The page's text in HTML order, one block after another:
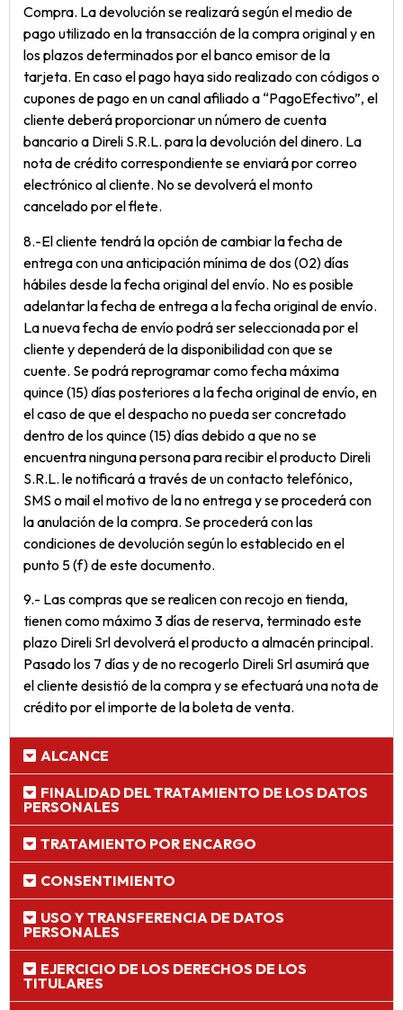
Compra. La devolución se realizará según el medio de
pago utilizado en la transacción de la compra original y en
los plazos determinados por el banco emisor de la
tarjeta. En caso el pago haya sido realizado con códigos o
cupones de pago en un canal afiliado a “PagoEfectivo”, el
cliente deberá proporcionar un número de cuenta
bancario a Direli S.R.L. para la devolución del dinero. La
nota de crédito correspondiente se enviará por correo
electrónico al cliente. No se devolverá el monto
cancelado por el flete.
8.-El cliente tendrá la opción de cambiar la fecha de
entrega con una anticipación mínima de dos (02) días
hábiles desde la fecha original del envío. No es posible
adelantar la fecha de entrega a la fecha original de envío.
La nueva fecha de envío podrá ser seleccionada por el
cliente y dependerá de la disponibilidad con que se
cuente. Se podrá reprogramar como fecha máxima
quince (15) días posteriores a la fecha original de envío, en
el caso de que el despacho no pueda ser concretado
dentro de los quince (15) días debido a que no se
encuentra ninguna persona para recibir el producto Direli
S.R.L. le notificará a través de un contacto telefónico,
SMS o mail el motivo de la no entrega y se procederá con
la anulación de la compra. Se procederá con las
condiciones de devolución según lo establecido en el
punto 5 (f) de este documento.
9.- Las compras que se realicen con recojo en tienda,
tienen como máximo 3 días de reserva, terminado este
plazo Direli Srl devolverá el producto a almacén principal.
Pasado los 7 días y de no recogerlo Direli Srl asumirá que
el cliente desistió de la compra y se efectuará una nota de
crédito por el importe de la boleta de venta.
ALCANCE
FINALIDAD DEL TRATAMIENTO DE LOS DATOS
PERSONALES
TRATAMIENTO POR ENCARGO
CONSENTIMIENTO
USO Y TRANSFERENCIA DE DATOS
PERSONALES
EJERCICIO DE LOS DERECHOS DE LOS
TITULARES